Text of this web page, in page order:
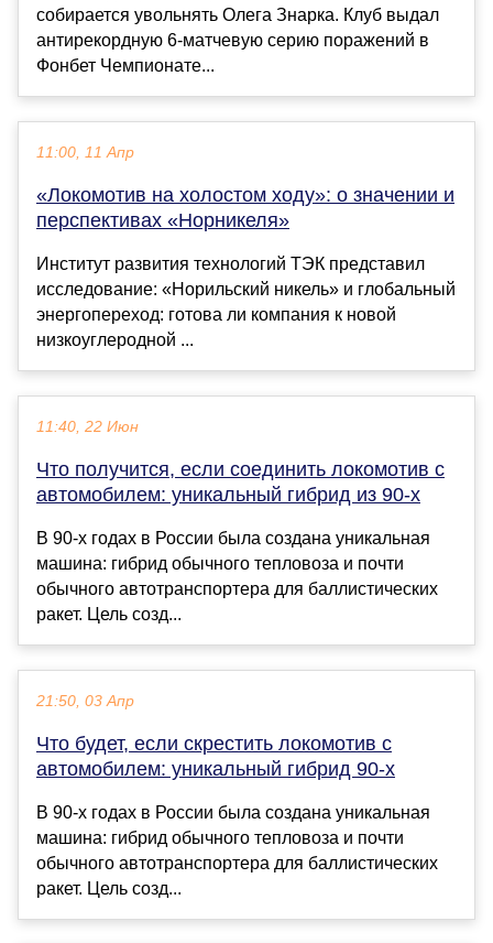
собирается увольнять Олега Знарка. Клуб выдал
антирекордную 6-матчевую серию поражений в
Фонбет Чемпионате...
11:00, 11 Апр
«Локомотив на холостом ходу»: о значении и
перспективах «Норникеля»
Институт развития технологий ТЭК представил
исследование: «Норильский никель» и глобальный
энергопереход: готова ли компания к новой
низкоуглеродной ...
11:40, 22 Июн
Что получится, если соединить локомотив с
автомобилем: уникальный гибрид из 90-х
В 90-х годах в России была создана уникальная
машина: гибрид обычного тепловоза и почти
обычного автотранспортера для баллистических
ракет. Цель созд...
21:50, 03 Апр
Что будет, если скрестить локомотив с
автомобилем: уникальный гибрид 90-х
В 90-х годах в России была создана уникальная
машина: гибрид обычного тепловоза и почти
обычного автотранспортера для баллистических
ракет. Цель созд...